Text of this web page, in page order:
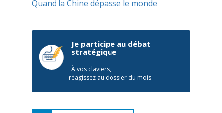
Quand la Chine dépasse le monde
Je participe au débat
stratégique
À vos claviers,
réagissez au dossier du mois